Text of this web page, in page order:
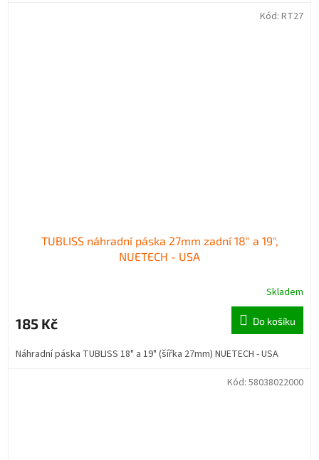
TUBLISS náhradní páska 27mm zadní 18" a 19",
NUETECH - USA
Skladem
185 Kč Do košíku
Náhradní páska TUBLISS 18" a 19" (šířka 27mm) NUETECH - USA
Kód: RT27
Kód: 58038022000